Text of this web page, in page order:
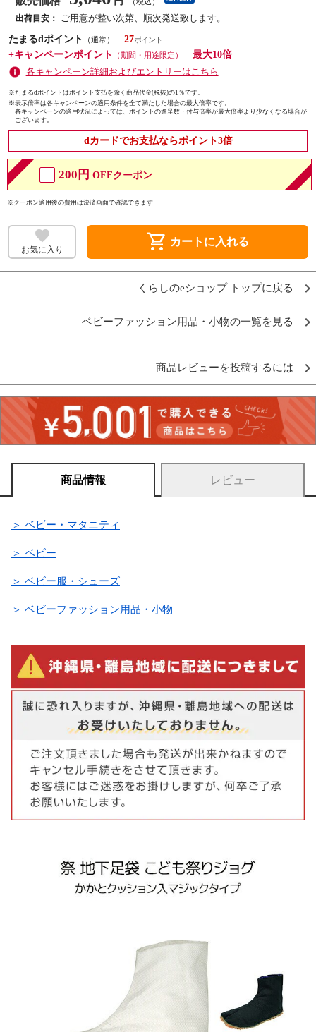
出荷目安：
ご用意が整い次第、順次発送致します。
たまるdポイント
（通常）
27
+キャンペーンポイント
（期間・用途限定）
最大10倍
各キャンペーン詳細およびエントリーはこちら
※たまるdポイントはポイント支払を除く商品代金(税抜)の1％です。
※表示倍率は各キャンペーンの適用条件を全て満たした場合の最大倍率です。
各キャンペーンの適用状況によっては、ポイントの進呈数・付与倍率が最大倍率より少なくなる場合が
ございます。
dカードでお支払ならポイント3倍
200円 OFFクーポン
※クーポン適用後の費用は決済画面で確認できます
お気に入り shopping_cart カートに入れる
くらしのeショップ トップに戻る
ベビーファッション用品・小物の一覧を見る
商品レビューを投稿するには
商品情報 レビュー
＞ ベビー・マタニティ
＞ ベビー
＞ ベビー服・シューズ
＞ ベビーファッション用品・小物